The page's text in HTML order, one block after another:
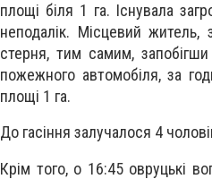
площі біля 1 га. Існувала
неподалік. Місцевий
стерня, тим самим,
пожежного автомобіля, за
площі 1 га.
До гасіння залучалося 4
Крім того, о 16:45 овруцькі